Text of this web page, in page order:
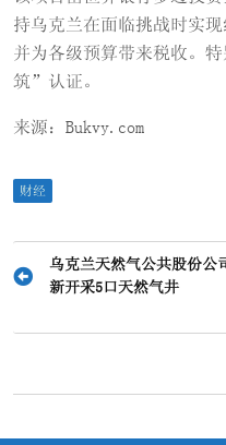
持乌克兰在面临挑战时实
并为各级预算带来税收。
筑”认证。
来源：Bukvy.com
财经
文
导
乌克兰天然气公共股份公
新开采5口天然气井